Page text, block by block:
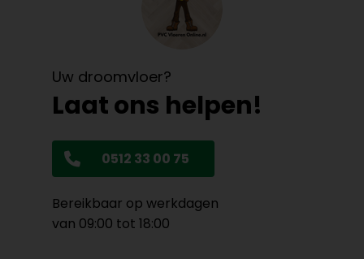
Uw droomvloer?
Laat ons helpen!
0512 33 00 75
Bereikbaar op werkdagen
van 09:00 tot 18:00